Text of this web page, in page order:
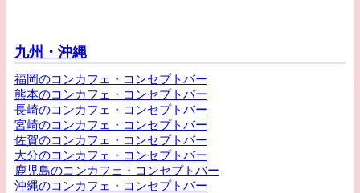
九州・沖縄
福岡のコンカフェ・コンセプトバー
熊本のコンカフェ・コンセプトバー
長崎のコンカフェ・コンセプトバー
宮崎のコンカフェ・コンセプトバー
佐賀のコンカフェ・コンセプトバー
大分のコンカフェ・コンセプトバー
鹿児島のコンカフェ・コンセプトバー
沖縄のコンカフェ・コンセプトバー